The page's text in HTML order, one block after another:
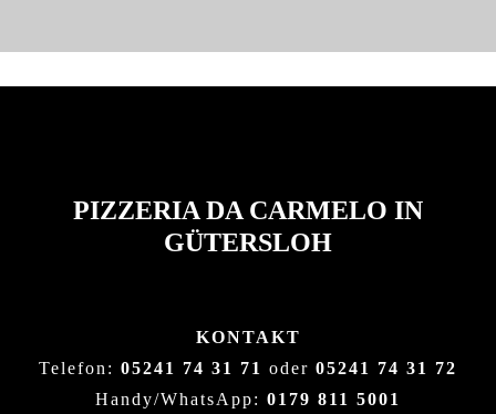
PIZZERIA DA CARMELO IN
GÜTERSLOH
KONTAKT
Telefon: 05241 74 31 71 oder 05241 74 31 72
Handy/WhatsApp: 0179 811 5001